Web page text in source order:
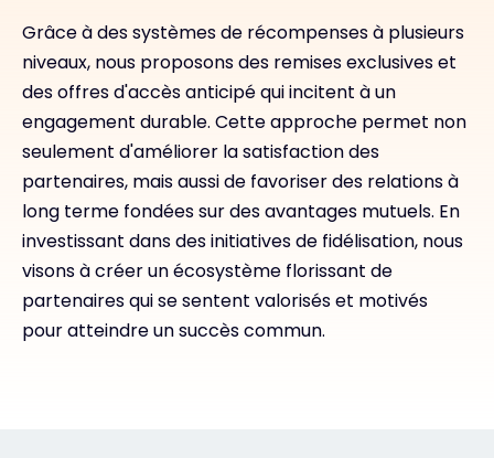
Grâce à des systèmes de récompenses à plusieurs
niveaux, nous proposons des remises exclusives et
des offres d'accès anticipé qui incitent à un
engagement durable. Cette approche permet non
seulement d'améliorer la satisfaction des
partenaires, mais aussi de favoriser des relations à
long terme fondées sur des avantages mutuels. En
investissant dans des initiatives de fidélisation, nous
visons à créer un écosystème florissant de
partenaires qui se sentent valorisés et motivés
pour atteindre un succès commun.